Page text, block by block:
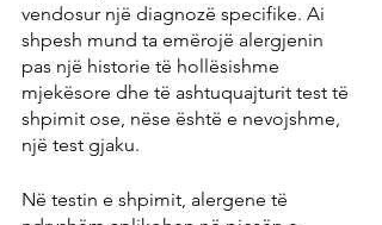
vendosur një diagnozë specifike. Ai
shpesh mund ta emërojë alergjenin
pas një historie të hollësishme
mjekësore dhe të ashtuquajturit test të
shpimit ose, nëse është e nevojshme,
një test gjaku.
Në testin e shpimit, alergene të